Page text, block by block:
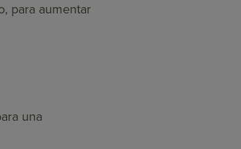
para aumentar
una